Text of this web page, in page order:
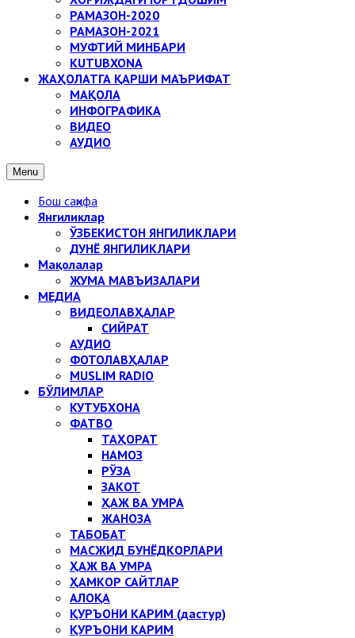
РАМАЗОН-2020
РАМАЗОН-2021
МУФТИЙ МИНБАРИ
KUTUBXONA
ЖАҲОЛАТГА ҚАРШИ МАЪРИФАТ
МАҚОЛА
ИНФОГРАФИКА
ВИДЕО
АУДИО
Menu
Бош саҳифа
Янгиликлар
ЎЗБЕКИСТОН ЯНГИЛИКЛАРИ
ДУНЁ ЯНГИЛИКЛАРИ
Мақолалар
ЖУМА МАВЪИЗАЛАРИ
МЕДИА
ВИДЕОЛАВҲАЛАР
СИЙРАТ
АУДИО
ФОТОЛАВҲАЛАР
MUSLIM RADIO
БЎЛИМЛАР
КУТУБХОНА
ФАТВО
ТАҲОРАТ
НАМОЗ
РЎЗА
ЗАКОТ
ҲАЖ ВА УМРА
ЖАНОЗА
ТАБОБАТ
МАСЖИД БУНЁДКОРЛАРИ
ҲАЖ ВА УМРА
ҲАМКОР САЙТЛАР
АЛОҚА
ҚУРЪОНИ КАРИМ (дастур)
ҚУРЪОНИ КАРИМ